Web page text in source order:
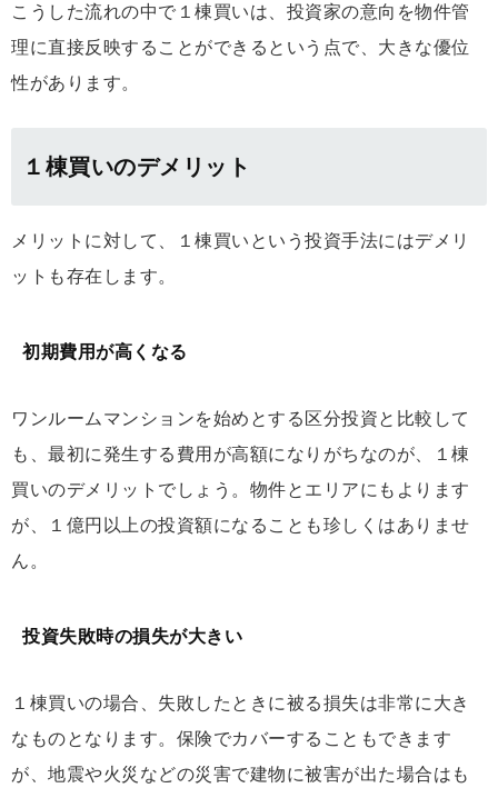
こうした流れの中で１棟買いは、投資家の意向を物件管
理に直接反映することができるという点で、大きな優位
性があります。
１棟買いのデメリット
メリットに対して、１棟買いという投資手法にはデメリ
ットも存在します。
初期費用が高くなる
ワンルームマンションを始めとする区分投資と比較して
も、最初に発生する費用が高額になりがちなのが、１棟
買いのデメリットでしょう。物件とエリアにもよります
が、１億円以上の投資額になることも珍しくはありませ
ん。
投資失敗時の損失が大きい
１棟買いの場合、失敗したときに被る損失は非常に大き
なものとなります。保険でカバーすることもできます
が、地震や火災などの災害で建物に被害が出た場合はも